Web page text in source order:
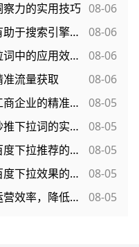
力的实用技巧 08-06
一秒推下拉词是什么？主要有助于搜索引擎排名的提升效果？
08-06
一秒推下拉词在优化搜索下拉词中的应用效果与实用分析
08-06
流量获取
08-06
如何借助一秒推下拉词实现工商企业的精准市场导入？
08-05
提升转化率的利器：利用一秒推下拉词的实战策略分析
08-05
如何利用一秒推下拉词提升百度下拉推荐的点击率？
08-05
利用一秒推下拉词显著提升百度下拉效果的实用指南
08-05
如何利用一秒推下拉词提升运营效率，降低成本？
08-05